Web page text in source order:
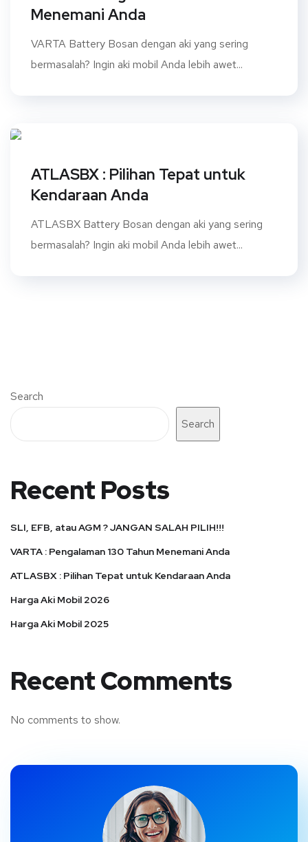
Menemani Anda
VARTA Battery Bosan dengan aki yang sering
bermasalah? Ingin aki mobil Anda lebih awet...
ATLASBX : Pilihan Tepat untuk
Kendaraan Anda
ATLASBX Battery Bosan dengan aki yang sering
bermasalah? Ingin aki mobil Anda lebih awet...
Search
Search
Recent Posts
SLI, EFB, atau AGM ? JANGAN SALAH PILIH!!!
VARTA : Pengalaman 130 Tahun Menemani Anda
ATLASBX : Pilihan Tepat untuk Kendaraan Anda
Harga Aki Mobil 2026
Harga Aki Mobil 2025
Recent Comments
No comments to show.